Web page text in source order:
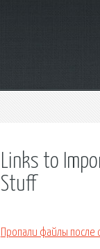
Links to
Stuff
Пропали файлы после